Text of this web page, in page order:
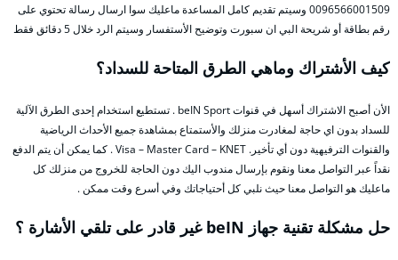
0096566001509 وسيتم تقديم كامل المساعدة ماعليك سوا ارسال رسالة تحتوي على
رقم بطاقة أو شريحة البي ان سبورت وتوضيح الأستفسار وسيتم الرد خلال 5 دقائق فقط
كيف الأشتراك وماهي الطرق المتاحة للسداد؟
الأن أصبح الاشتراك أسهل في قنوات beIN Sport . تستطيع استخدام إحدى الطرق الآلية
للسداد بدون اي حاجة لمغادرت منزلك والأستمتاع بمشاهدة جميع الأحداث الرياضية
والقنوات الترفيهية دون أي تأخير. Visa – Master Card – KNET . كما يمكن أن يتم الدفع
نقداً عبر التواصل معنا ونقوم بإرسال مندوب اليك دون الحاجة للخروج من منزلك كل
ماعليك هو التواصل معنا حيث نلبي كل أحتياجاتك وفي أسرع وقت ممكن .
حل مشكلة تقنية جهاز beIN غير قادر على تلقي الأشارة ؟